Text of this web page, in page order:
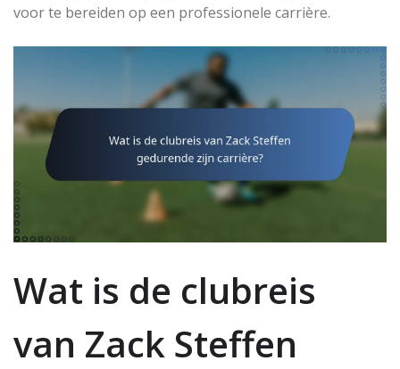
voor te bereiden op een professionele carrière.
Wat is de clubreis
van Zack Steffen